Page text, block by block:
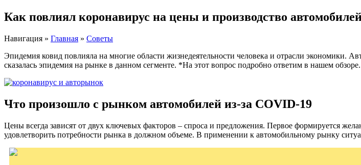
Как повлиял коронавирус на цены и производство
Навигация » Главная » Советы
Эпидемия ковид повлияла на многие области жизнедеятельности человека и отрасли экономики.
сказалась эпидемия на рынке в данном сегменте. *На этот вопрос подробно ответим в нашем обзоре.
Что произошло с рынком автомобилей из-за COVID-19
Цены всегда зависят от двух ключевых факторов – спроса и предложения. Первое формируется
удовлетворить потребности рынка в должном объеме. В применении к автомобильному рынку